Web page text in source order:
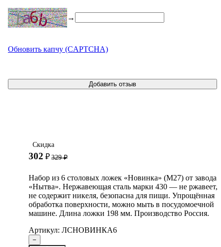
→
Обновить капчу (CAPTCHA)
Скидка
302 ₽ 329 ₽
Набор из 6 столовых ложек «Новинка» (М27) от завода
«Нытва». Нержавеющая сталь марки 430 — не ржавеет,
не содержит никеля, безопасна для пищи. Упрощённая
обработка поверхности, можно мыть в посудомоечной
машине. Длина ложки 198 мм. Производство Россия.
Артикул: ЛСНОВИНКА6
−